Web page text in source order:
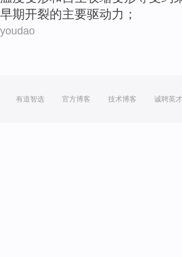
早期开裂的主要驱动力 ；
youdao
有道智选 官方博客 技术博客 诚聘英才